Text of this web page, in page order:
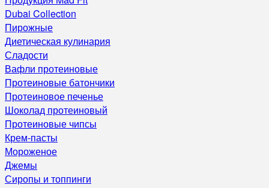
Dubai Collection
Пирожные
Диетическая кулинария
Сладости
Вафли протеиновые
Протеиновые батончики
Протеиновое печенье
Шоколад протеиновый
Протеиновые чипсы
Крем-пасты
Мороженое
Джемы
Сиропы и топпинги